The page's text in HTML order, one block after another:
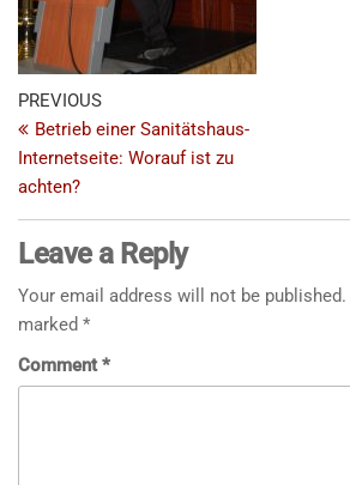
PREVIOUS
Betrieb einer Sanitätshaus-
Internetseite: Worauf ist zu
achten?
Leave a Reply
Your email address will not be published.
marked *
Comment*